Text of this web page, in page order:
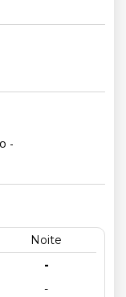
-
Noite
-
-